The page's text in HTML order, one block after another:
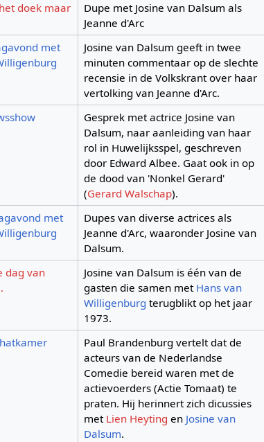
doek maar
Dupe met Josine van Dalsum als
Jeanne d'Arc
met
Josine van Dalsum geeft in twee
minuten commentaar op de slechte
recensie in de Volkskrant over haar
vertolking van Jeanne d'Arc.
Gesprek met actrice Josine van
Dalsum, naar aanleiding van haar
rol in Huwelijksspel, geschreven
door Edward Albee. Gaat ook in op
de dood van 'Nonkel Gerard'
(Gerard Walschap).
met
Dupes van diverse actrices als
Jeanne d'Arc, waaronder Josine van
Dalsum.
dag van
Josine van Dalsum is één van de
gasten die samen met Hans van
Willigenburg terugblikt op het jaar
1973.
Paul Brandenburg vertelt dat de
acteurs van de Nederlandse
Comedie bereid waren met de
actievoerders (Actie Tomaat) te
praten. Hij herinnert zich dicussies
met Lien Heyting en Josine van
Dalsum.